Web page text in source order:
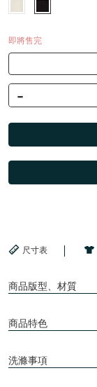
即將售完
-
尺寸表
商品版型、材質
商品特色
洗滌事項